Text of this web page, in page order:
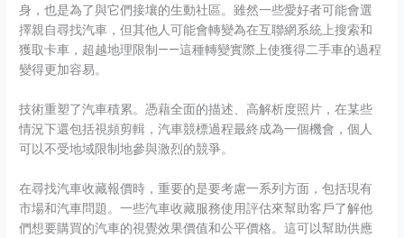
身，也是為了與它們接壤的生動社區。雖然一些愛好者可能會選
擇親自尋找汽車，但其他人可能會轉變為在互聯網系統上搜索和
獲取卡車，超越地理限制——這種轉變實際上使獲得二手車的過程
變得更加容易。
技術重塑了汽車積累。憑藉全面的描述、高解析度照片，在某些
情況下還包括視頻剪輯，汽車競標過程最終成為一個機會，個人
可以不受地域限制地參與激烈的競爭。
在尋找汽車收藏報價時，重要的是要考慮一系列方面，包括現有
市場和汽車問題。一些汽車收藏服務使用評估來幫助客戶了解他
們想要購買的汽車的視覺效果價值和公平價格。這可以幫助供應